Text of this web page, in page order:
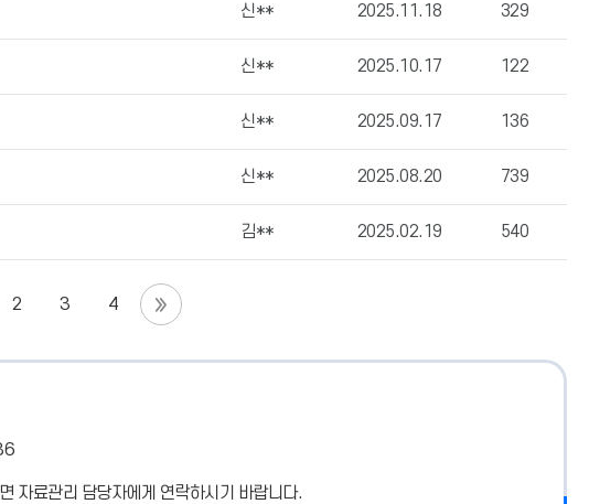
신** 2025.11.18 329
신** 2025.10.17 122
신** 2025.09.17 136
신** 2025.08.20 739
김** 2025.02.19 540
2 3 4
자료관리 담당자에게 연락하시기 바랍니다.